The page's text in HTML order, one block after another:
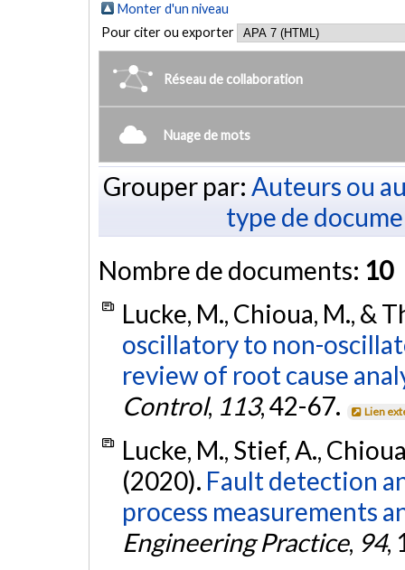
Monter d'un niveau
Pour citer ou exporter
Réseau de collaboration
Nuage de mots
Grouper par: Auteurs ou
type de
Nombre de documents: 10
Lucke, M., Chioua, M., &
oscillatory to non-
review of root cause
Control, 113, 42-67. Lien
Lucke, M., Stief, A.,
(2020). Fault detection
process measurements
Engineering Practice, 94,